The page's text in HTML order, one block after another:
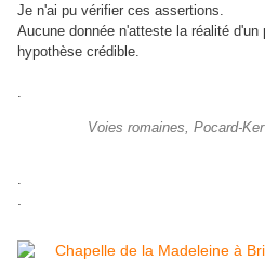
Je n'ai pu vérifier ces assertions.
Aucune donnée n'atteste la réalité
hypothèse crédible.
.
Voies romaines, Pocard-
.